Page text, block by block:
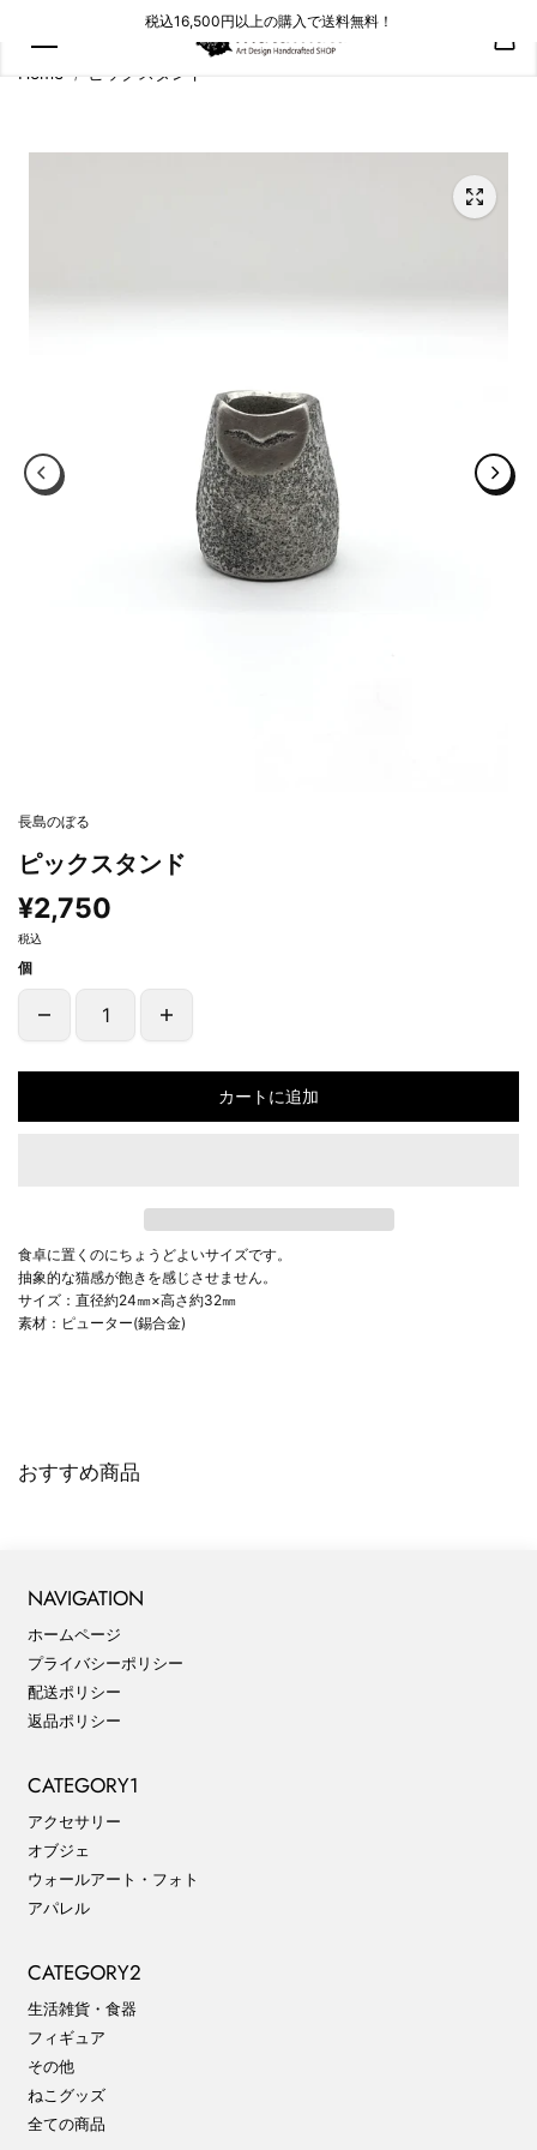
税込16,500円以上の購入で送料無料！
Home ピックスタンド
長島のぼる
ピックスタンド
¥2,750
税込
個
カートに追加
食卓に置くのにちょうどよいサイズです。
抽象的な猫感が飽きを感じさせません。
サイズ：直径約24㎜×高さ約32㎜
素材：ピューター(錫合金)
おすすめ商品
NAVIGATION
ホームページ
プライバシーポリシー
配送ポリシー
返品ポリシー
CATEGORY1
アクセサリー
オブジェ
ウォールアート・フォト
アパレル
CATEGORY2
生活雑貨・食器
フィギュア
その他
ねこグッズ
全ての商品